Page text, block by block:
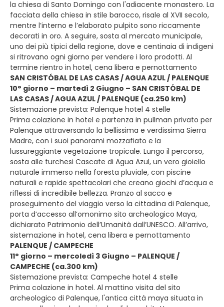
la chiesa di Santo Domingo con l'adiacente monastero. La
facciata della chiesa in stile barocco, risale al XVII secolo,
mentre l’interno e l’elaborato pulpito sono riccamente
decorati in oro. A seguire, sosta al mercato municipale,
uno dei più tipici della regione, dove e centinaia di indigeni
si ritrovano ogni giorno per vendere i loro prodotti. Al
termine rientro in hotel, cena libera e pernottamento
SAN CRISTÓBAL DE LAS CASAS / AGUA AZUL / PALENQUE
10° giorno – martedì 2 Giugno – SAN CRISTÓBAL DE
LAS CASAS / AGUA AZUL / PALENQUE (ca.250 km)
Sistemazione prevista: Palenque hotel 4 stelle
Prima colazione in hotel e partenza in pullman privato per
Palenque attraversando la bellissima e verdissima Sierra
Madre, con i suoi panorami mozzafiato e la
lussureggiante vegetazione tropicale. Lungo il percorso,
sosta alle turchesi Cascate di Agua Azul, un vero gioiello
naturale immerso nella foresta pluviale, con piscine
naturali e rapide spettacolari che creano giochi d’acqua e
riflessi di incredibile bellezza. Pranzo al sacco e
proseguimento del viaggio verso la cittadina di Palenque,
porta d’accesso all’omonimo sito archeologico Maya,
dichiarato Patrimonio dell’Umanità dall’UNESCO. All’arrivo,
sistemazione in hotel, cena libera e pernottamento
PALENQUE / CAMPECHE
11° giorno – mercoledì 3 Giugno – PALENQUE /
CAMPECHE (ca.300 km)
Sistemazione prevista: Campeche hotel 4 stelle
Prima colazione in hotel. Al mattino visita del sito
archeologico di Palenque, l'antica città maya situata in